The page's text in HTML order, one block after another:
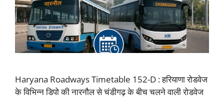
Haryana Roadways Timetable 152-D : हरियाणा रोडवेज
के विभिन्न डिपो की नारनौल से चंडीगढ़ के बीच चलने वाली रोडवेज